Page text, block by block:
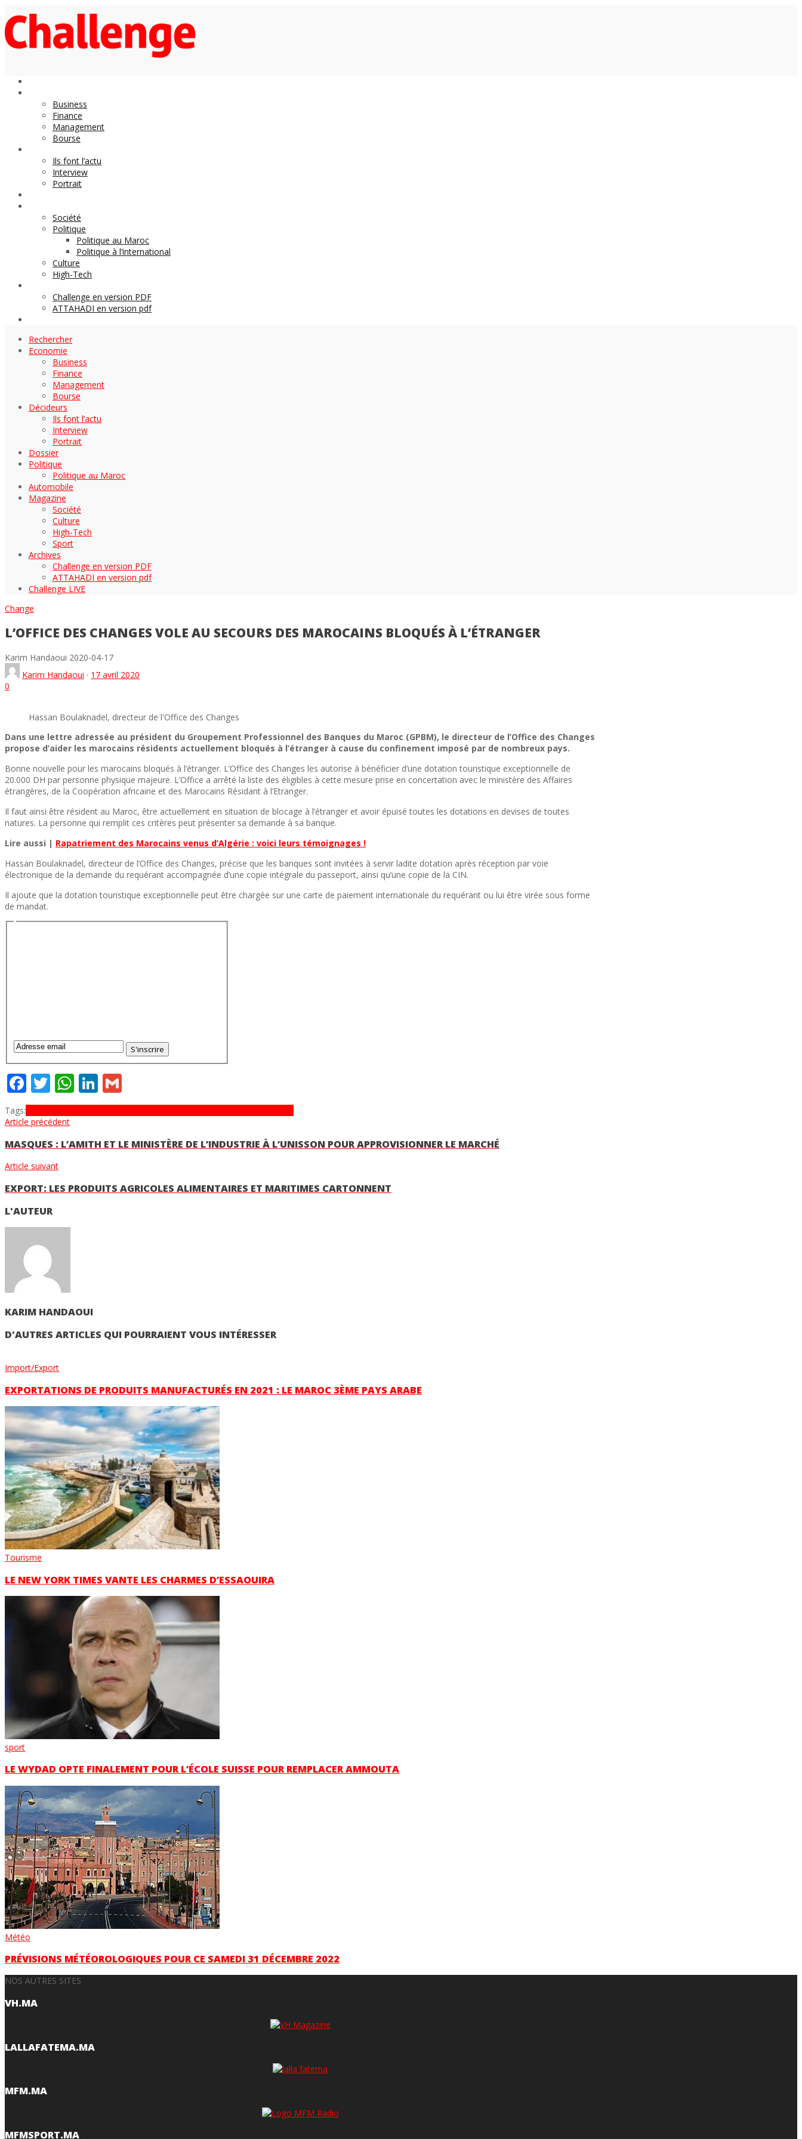
Business
Finance
Management
Bourse
Ils font l’actu
Interview
Portrait
Société
Politique
Politique au Maroc
Politique à l’international
Culture
High-Tech
Challenge en version PDF
ATTAHADI en version pdf
Rechercher
Economie
Business
Finance
Management
Bourse
Décideurs
Ils font l’actu
Interview
Portrait
Dossier
Politique
Politique au Maroc
Automobile
Magazine
Société
Culture
High-Tech
Sport
Archives
Challenge en version PDF
ATTAHADI en version pdf
Challenge LIVE
Change
L’OFFICE DES CHANGES VOLE AU SECOURS DES MAROCAINS BLOQUÉS À L’ÉTRANGER
Karim Handaoui 2020-04-17
Karim Handaoui · 17 avril 2020
0
Hassan Boulaknadel, directeur de l'Office des Changes
Dans une lettre adressée au président du Groupement Professionnel des Banques du Maroc (GPBM), le directeur de l’Office des Changes
propose d’aider les marocains résidents actuellement bloqués à l’étranger à cause du confinement imposé par de nombreux pays.
Bonne nouvelle pour les marocains bloqués à l’étranger. L’Office des Changes les autorise à bénéficier d’une dotation touristique exceptionnelle de
20.000 DH par personne physique majeure. L’Office a arrêté la liste des éligibles à cette mesure prise en concertation avec le ministère des Affaires
étrangères, de la Coopération africaine et des Marocains Résidant à l’Etranger.
Il faut ainsi être résident au Maroc, être actuellement en situation de blocage à l’étranger et avoir épuisé toutes les dotations en devises de toutes
natures. La personne qui remplit ces critères peut présenter sa demande à sa banque.
Lire aussi | Rapatriement des Marocains venus d’Algérie : voici leurs témoignages !
Hassan Boulaknadel, directeur de l’Office des Changes, précise que les banques sont invitées à servir ladite dotation après réception par voie
électronique de la demande du requérant accompagnée d’une copie intégrale du passeport, ainsi qu’une copie de la CIN.
Il ajoute que la dotation touristique exceptionnelle peut être chargée sur une carte de paiement internationale du requérant ou lui être virée sous forme
de mandat.
Facebook
Twitter
WhatsApp
LinkedIn
Tags:
Article précédent
MASQUES : L’AMITH ET LE MINISTÈRE DE L’INDUSTRIE À L’UNISSON POUR APPROVISIONNER LE MARCHÉ
Article suivant
EXPORT: LES PRODUITS AGRICOLES ALIMENTAIRES ET MARITIMES CARTONNENT
L'AUTEUR
KARIM HANDAOUI
D'AUTRES ARTICLES QUI POURRAIENT VOUS INTÉRESSER
Import/Export
EXPORTATIONS DE PRODUITS MANUFACTURÉS EN 2021 : LE MAROC 3ÈME PAYS ARABE
Tourisme
LE NEW YORK TIMES VANTE LES CHARMES D’ESSAOUIRA
sport
LE WYDAD OPTE FINALEMENT POUR L’ÉCOLE SUISSE POUR REMPLACER AMMOUTA
Météo
PRÉVISIONS MÉTÉOROLOGIQUES POUR CE SAMEDI 31 DÉCEMBRE 2022
NOS AUTRES SITES
VH.MA
LALLAFATEMA.MA
MFM.MA
MFMSPORT.MA